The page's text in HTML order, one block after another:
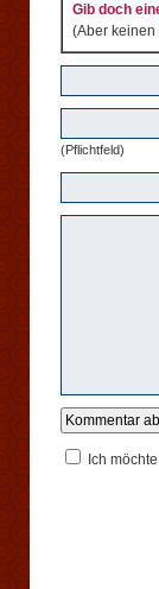
Gib doch
(Aber keinen
(Pflichtfeld)
Ich